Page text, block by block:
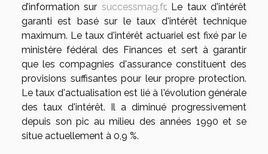
d’information sur successmag.fr. Le taux d'intérêt
garanti est basé sur le taux d'intérêt technique
maximum. Le taux d'intérêt actuariel est fixé par le
ministère fédéral des Finances et sert à garantir
que les compagnies d'assurance constituent des
provisions suffisantes pour leur propre protection.
Le taux d'actualisation est lié à l'évolution générale
des taux d'intérêt. Il a diminué progressivement
depuis son pic au milieu des années 1990 et se
situe actuellement à 0,9 %.